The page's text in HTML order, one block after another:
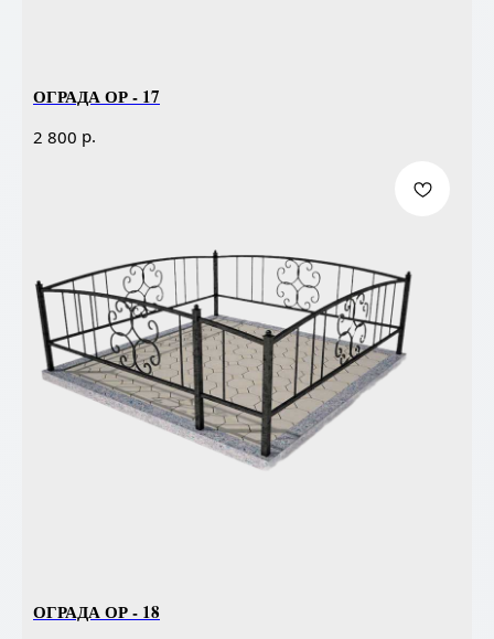
ОГРАДА ОР - 17
2 800 р.
ОГРАДА ОР - 18